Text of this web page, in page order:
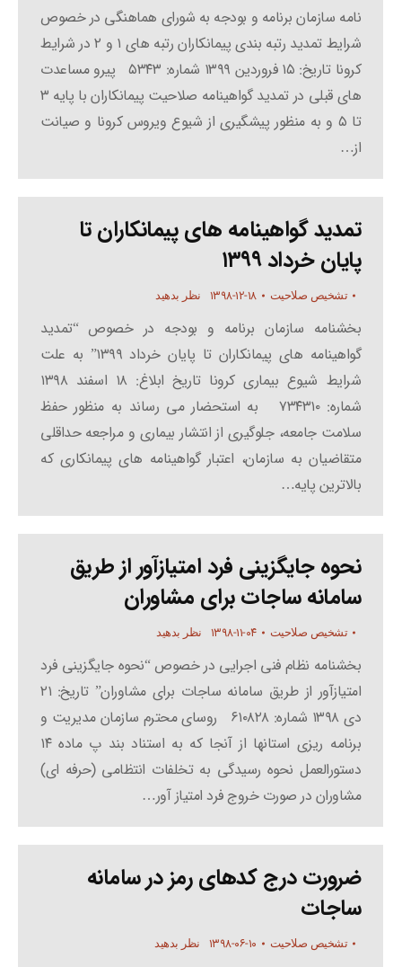
نامه سازمان برنامه و بودجه به شورای هماهنگی در خصوص
شرایط تمدید رتبه بندی پیمانکاران رتبه های ۱ و ۲ در شرایط
کرونا تاریخ: ۱۵ فروردین ۱۳۹۹ شماره: ۵۳۴۳ پیرو مساعدت
های قبلی در تمدید گواهینامه صلاحیت پیمانکاران با پایه ۳
تا ۵ و به منظور پیشگیری از شیوع ویروس کرونا و صیانت
از…
تمدید گواهینامه های پیمانکاران تا
پایان خرداد ۱۳۹۹
تشخیص صلاحیت ۱۳۹۸-۱۲-۱۸ نظر بدهید
بخشنامه سازمان برنامه و بودجه در خصوص “تمدید
گواهینامه های پیمانکاران تا پایان خرداد ۱۳۹۹” به علت
شرایط شیوع بیماری کرونا تاریخ ابلاغ: ۱۸ اسفند ۱۳۹۸
شماره: ۷۳۴۳۱۰ به استحضار می رساند به منظور حفظ
سلامت جامعه، جلوگیری از انتشار بیماری و مراجعه حداقلی
متقاضیان به سازمان، اعتبار گواهینامه های پیمانکاری که
بالاترین پایه…
نحوه جایگزینی فرد امتیازآور از طریق
سامانه ساجات برای مشاوران
تشخیص صلاحیت ۱۳۹۸-۱۱-۰۴ نظر بدهید
بخشنامه نظام فنی اجرایی در خصوص “نحوه جایگزینی فرد
امتیازآور از طریق سامانه ساجات برای مشاوران” تاریخ: ۲۱
دی ۱۳۹۸ شماره: ۶۱۰۸۲۸ روسای محترم سازمان مدیریت و
برنامه ریزی استانها از آنجا که به استناد بند پ ماده ۱۴
دستورالعمل نحوه رسیدگی به تخلفات انتظامی (حرفه ای)
مشاوران در صورت خروج فرد امتیاز آور…
ضرورت درج کدهای رمز در سامانه
ساجات
تشخیص صلاحیت ۱۳۹۸-۰۶-۱۰ نظر بدهید